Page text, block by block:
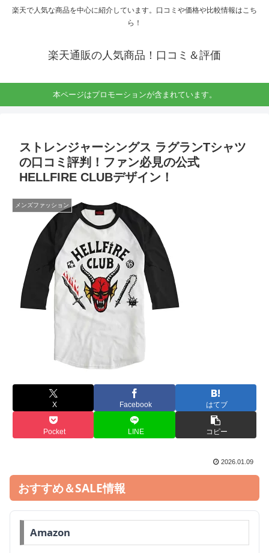
楽天で人気な商品を中心に紹介しています。口コミや価格や比較情報はこち
ら！
楽天通販の人気商品！口コミ＆評価
本ページはプロモーションが含まれています。
ストレンジャーシングス ラグランTシャツ
の口コミ評判！ファン必見の公式
HELLFIRE CLUBデザイン！
メンズファッション
X Facebook はてブ
Pocket LINE コピー
2026.01.09
おすすめ＆SALE情報
Amazon